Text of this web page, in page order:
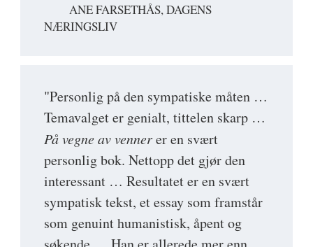
ANE FARSETHÅS, DAGENS
NÆRINGSLIV
"Personlig på den sympatiske måten …
Temavalget er genialt, tittelen skarp …
På vegne av vennerer en svært
personlig bok. Nettopp det gjør den
interessant … Resultatet er en svært
sympatisk tekst, et essay som framstår
som genuint humanistisk, åpent og